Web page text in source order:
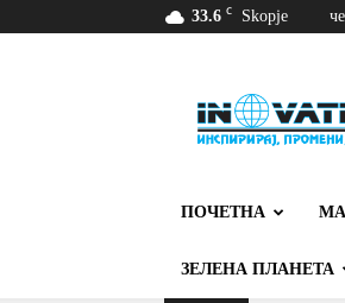
33.6 C Skopje
ПОЧЕТНА
ЗЕЛЕНА ПЛАНЕТА